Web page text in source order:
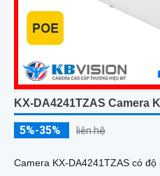
KX-DA4241TZAS Camera
5%-35% liên hệ
Camera KX-DA4241TZAS có